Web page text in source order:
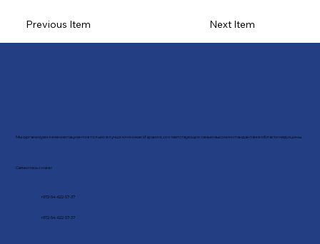
Next Item
Previous Item
Мы организуем лечение пациентов только в лучшх клиниках Израиля, соответствующих самым высоким стандантам в области медицины.
Свяжитесь с нами
+972-54-622-57-37
+972-54-622-57-37